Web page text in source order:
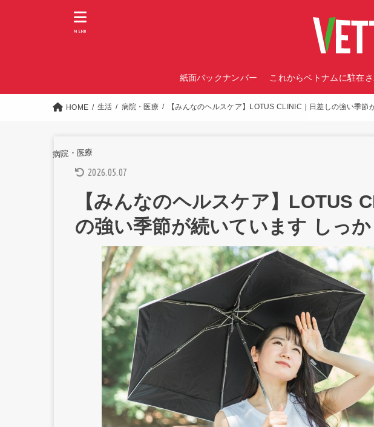
紙面バックナンバー これからベトナムに駐在
MENU
HOME 生活 病院・医療 【みんなのヘルスケア】LOTUS CLINIC｜日差しの強い季節
病院・医療
2026.05.07
【みんなのヘルスケア】LOTUS
の強い季節が続いています しっ